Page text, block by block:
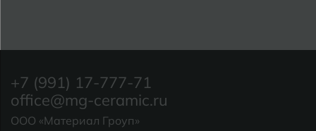
+7 (991) 17-777-71
office@mg-ceramic.ru
ООО «Материал Гроуп»